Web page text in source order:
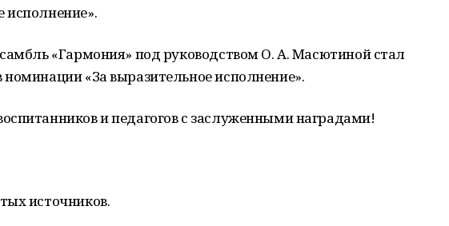
исполнение».
«Гармония» под руководством О. А. Масютиной стал
«За выразительное исполнение».
и педагогов с заслуженными наградами!
источников.